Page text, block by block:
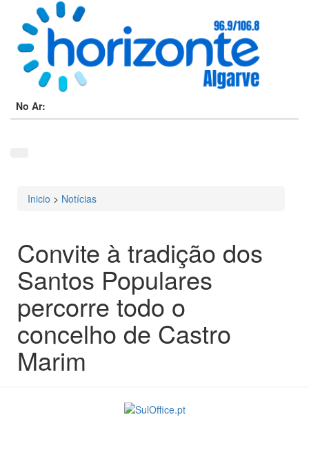
No Ar:
Está aqui
Inicio > Notícias
Convite à tradição dos
Santos Populares
percorre todo o
concelho de Castro
Marim